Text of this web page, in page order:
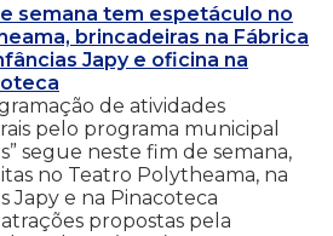
semana tem espetáculo no
brincadeiras na Fábrica
Japy e oficina na
de atividades
pelo programa municipal
segue neste fim de semana,
no Teatro Polytheama, na
Japy e na Pinacoteca
propostas pela